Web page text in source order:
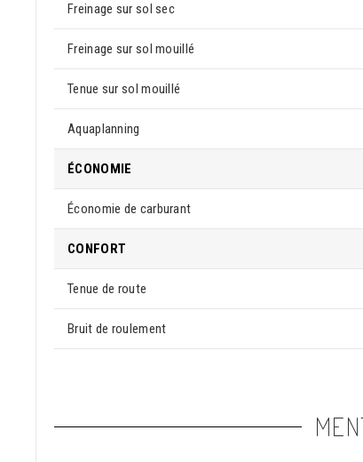
Freinage sur sol sec
Freinage sur sol mouillé
Tenue sur sol mouillé
Aquaplanning
ÉCONOMIE
Économie de carburant
CONFORT
Tenue de route
Bruit de roulement